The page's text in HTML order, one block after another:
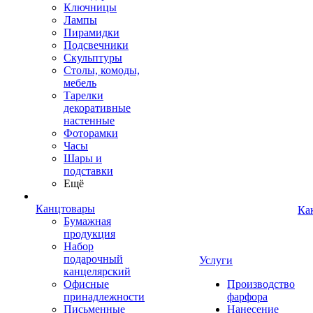
Ключницы
Лампы
Пирамидки
Подсвечники
Скульптуры
Столы, комоды,
мебель
Тарелки
декоративные
настенные
Фоторамки
Часы
Шары и
подставки
Ещё
Канцтовары
Бумажная
продукция
Набор
подарочный
канцелярский
Офисные
принадлежности
Письменные
Услуги
Производство
фарфора
Нанесение